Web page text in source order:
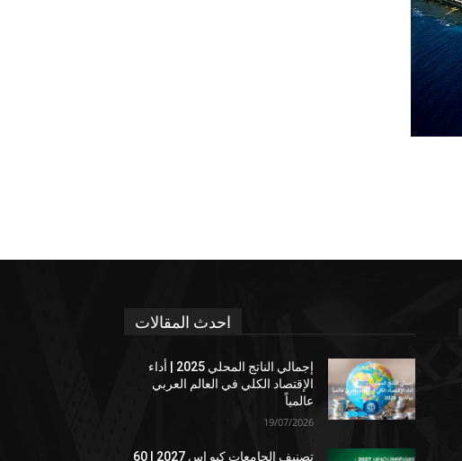
احدث المقالات
إجمالي الناتج المحلي 2025 | أداء
الإقتصاد الكلي في العالم العربي
عالمياً
19/07/2026
تصنيف الجامعات كيو إس 2027 | 60